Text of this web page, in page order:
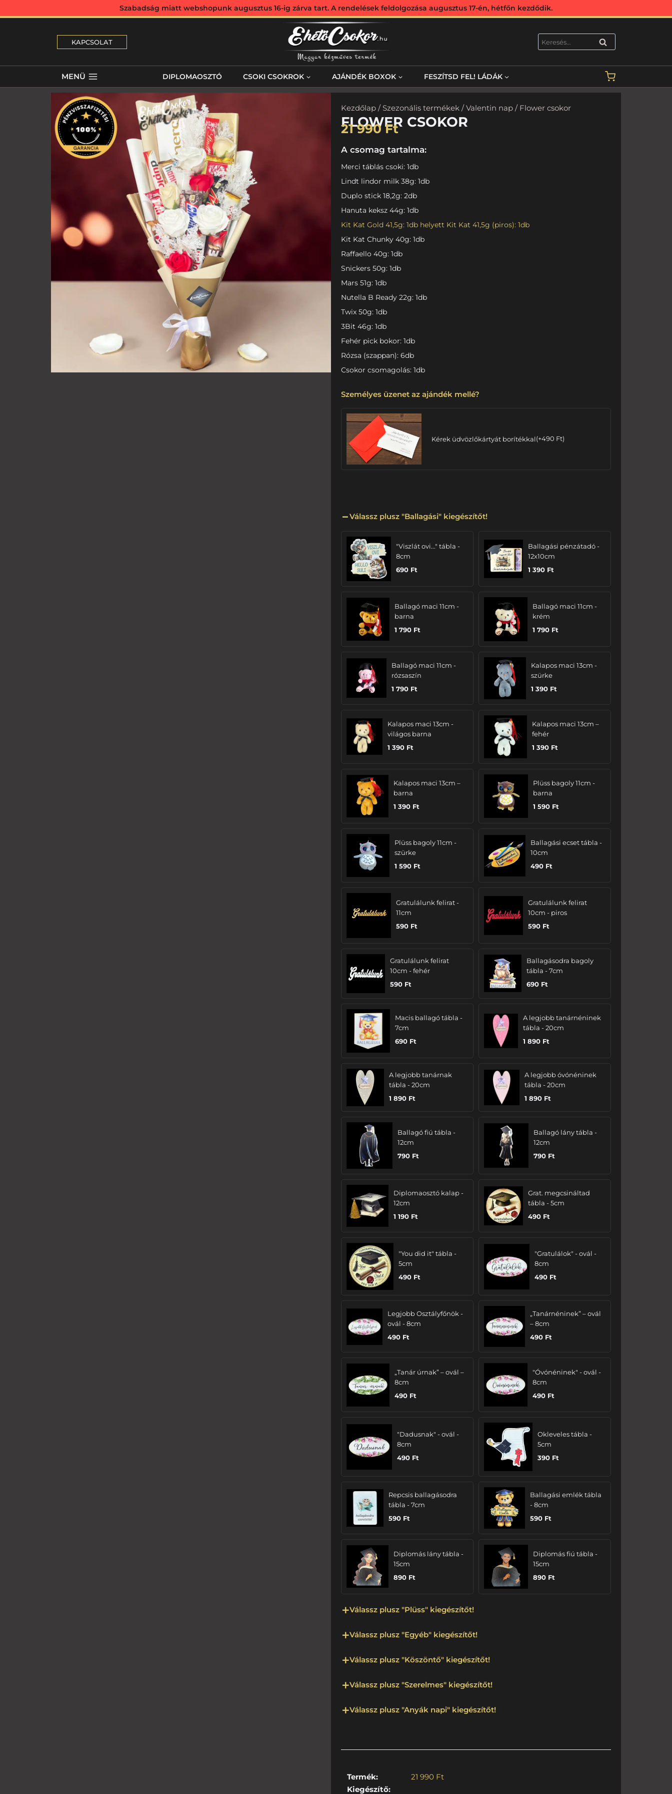
Szabadság miatt webshopunk augusztus 16-ig zárva tart. A rendelések feldolgozása augusztus 17-én, hétfőn kezdődik.
KAPCSOLAT KERESÉS
MENÜ DIPLOMAOSZTÓ CSOKI CSOKROK AJÁNDÉK BOXOK FESZÍTSD FEL! LÁDÁK
Kezdőlap/ Szezonális termékek/Valentin nap/ Flower csokor
FLOWER CSOKOR
21 990 Ft
A csomag tartalma:
Merci táblás csoki: 1db
Lindt lindor milk 38g: 1db
Duplo stick 18,2g: 2db
Hanuta keksz 44g: 1db
Kit Kat Gold 41,5g: 1db helyett Kit Kat 41,5g (piros): 1db
Kit Kat Chunky 40g: 1db
Raffaello 40g: 1db
Snickers 50g: 1db
Mars 51g: 1db
Nutella B Ready 22g: 1db
Twix 50g: 1db
3Bit 46g: 1db
Fehér pick bokor: 1db
Rózsa (szappan): 6db
Csokor csomagolás: 1db
Személyes üzenet az ajándék mellé?
Kérek üdvözlőkártyát borítékkal(+490 Ft)
Válassz plusz "Ballagási" kiegészítőt!
"Viszlát ovi..." tábla -
8cm
690 Ft
Ballagási pénzátadó -
12x10cm
1 390 Ft
Ballagó maci 11cm -
barna
1 790 Ft
Ballagó maci 11cm -
krém
1 790 Ft
Ballagó maci 11cm -
rózsaszín
1 790 Ft
Kalapos maci 13cm -
szürke
1 390 Ft
Kalapos maci 13cm -
világos barna
1 390 Ft
Kalapos maci 13cm –
fehér
1 390 Ft
Kalapos maci 13cm –
barna
1 390 Ft
Plüss bagoly 11cm -
barna
1 590 Ft
Plüss bagoly 11cm -
szürke
1 590 Ft
Ballagási ecset tábla -
10cm
490 Ft
Gratulálunk felirat -
11cm
590 Ft
Gratulálunk felirat
10cm - piros
590 Ft
Gratulálunk felirat
10cm - fehér
590 Ft
Ballagásodra bagoly
tábla - 7cm
690 Ft
Macis ballagó tábla -
7cm
690 Ft
A legjobb tanárnéninek
tábla - 20cm
1 890 Ft
A legjobb tanárnak
tábla - 20cm
1 890 Ft
A legjobb óvónéninek
tábla - 20cm
1 890 Ft
Ballagó fiú tábla -
12cm
790 Ft
Ballagó lány tábla -
12cm
790 Ft
Diplomaosztó kalap -
12cm
1 190 Ft
Grat. megcsináltad
tábla - 5cm
490 Ft
"You did it" tábla -
5cm
490 Ft
"Gratulálok" - ovál -
8cm
490 Ft
Legjobb Osztályfőnök -
ovál - 8cm
490 Ft
„Tanárnéninek” – ovál
– 8cm
490 Ft
„Tanár úrnak” – ovál –
8cm
490 Ft
"Óvónéninek" - ovál -
8cm
490 Ft
"Dadusnak" - ovál -
8cm
490 Ft
Okleveles tábla -
5cm
390 Ft
Repcsis ballagásodra
tábla - 7cm
590 Ft
Ballagási emlék tábla
- 8cm
590 Ft
Diplomás lány tábla -
15cm
890 Ft
Diplomás fiú tábla -
15cm
890 Ft
Válassz plusz "Plüss" kiegészítőt!
Válassz plusz "Egyéb" kiegészítőt!
Válassz plusz "Köszöntő" kiegészítőt!
Válassz plusz "Szerelmes" kiegészítőt!
Válassz plusz "Anyák napi" kiegészítőt!
Termék: 21 990 Ft
Kiegészítő: